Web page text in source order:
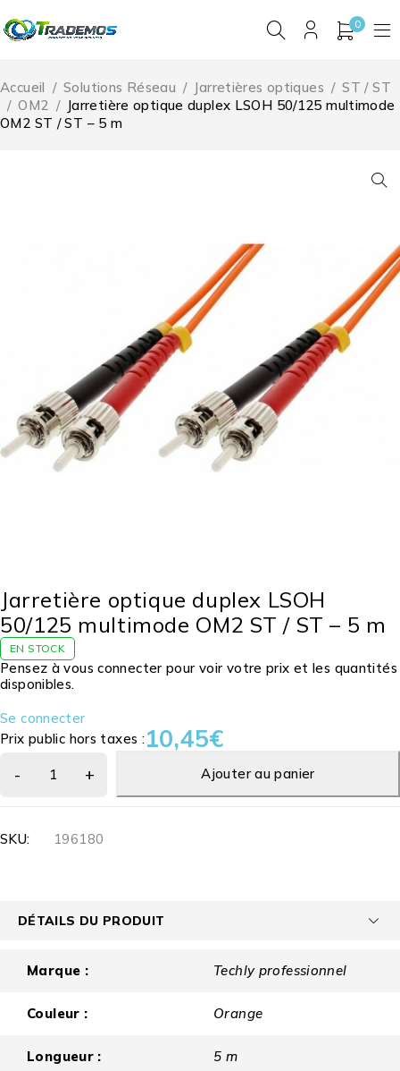
0
Accueil / Solutions Réseau / Jarretières optiques / ST / ST
/ OM2 / Jarretière optique duplex LSOH 50/125 multimode
OM2 ST / ST – 5 m
Jarretière optique duplex LSOH
50/125 multimode OM2 ST / ST – 5 m
EN STOCK
Pensez à vous connecter pour voir votre prix et les quantités
disponibles.
Se connecter
Prix public hors taxes :10,45€
Ajouter au panier
SKU: 196180
DÉTAILS DU PRODUIT
Marque : Techly professionnel
Couleur : Orange
Longueur : 5 m